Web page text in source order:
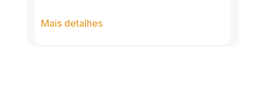
Mais detalhes